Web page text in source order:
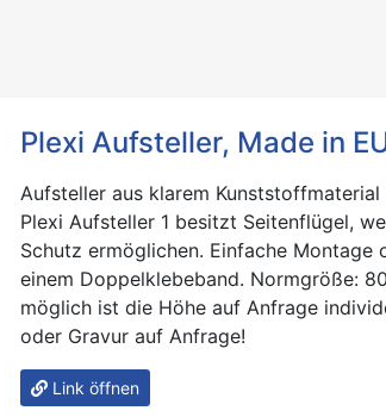
Plexi Aufsteller, Made in
Aufsteller aus klarem
Plexi Aufsteller 1 besitzt Seitenflügel,
Schutz ermöglichen. Einfache Montage
einem Doppelklebeband. Normgröße:
möglich ist die Höhe auf Anfrage
oder Gravur auf Anfrage!
Link öffnen